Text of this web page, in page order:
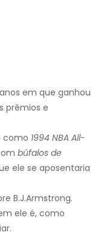
em que ganhou
prêmios e
como 1994 NBA All-
búfalos de
ele se aposentaria
B.J.Armstrong.
ele é, como